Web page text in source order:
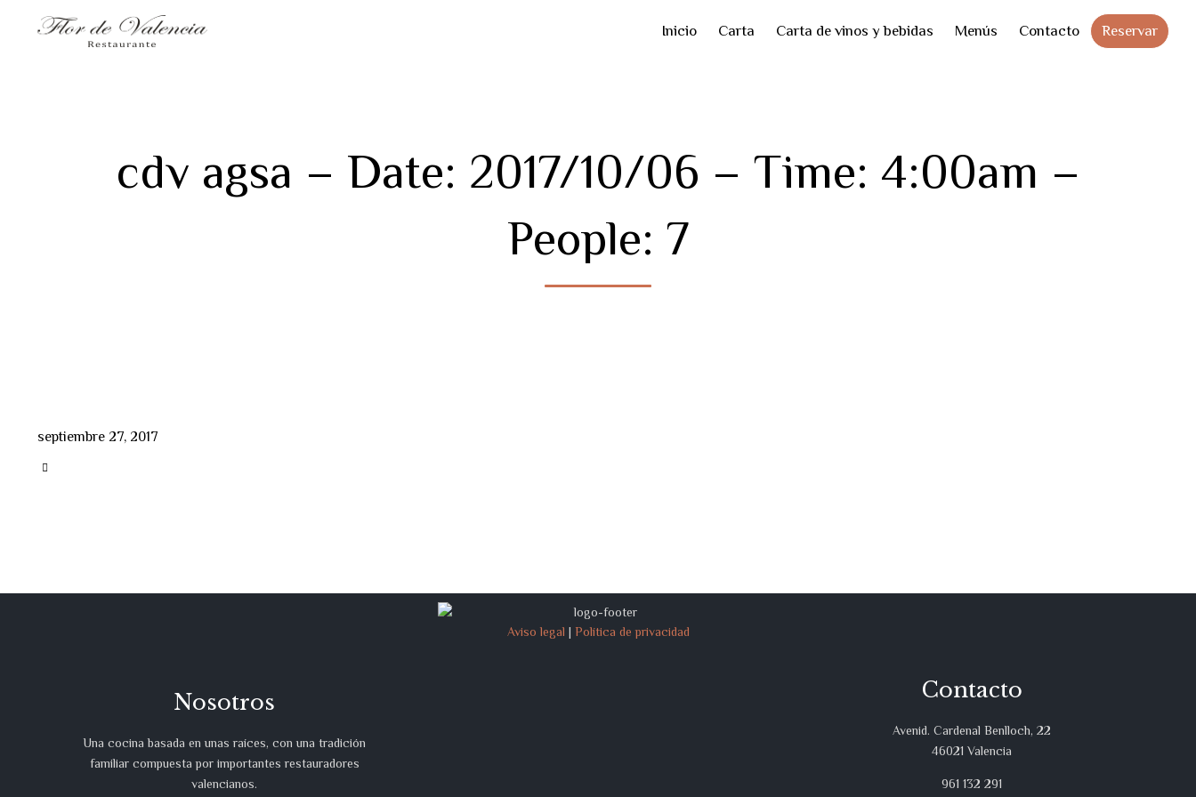
Inicio Carta Carta de vinos y bebidas Menús Contacto Reservar
cdv agsa – Date: 2017/10/06 – Time: 4:00am –
People: 7
septiembre 27, 2017

Nosotros
Una cocina basada en unas raíces, con una tradición
familiar compuesta por importantes restauradores
valencianos.
Aviso legal | Política de privacidad
Contacto
Avenid. Cardenal Benlloch, 22
46021 Valencia
961 132 291